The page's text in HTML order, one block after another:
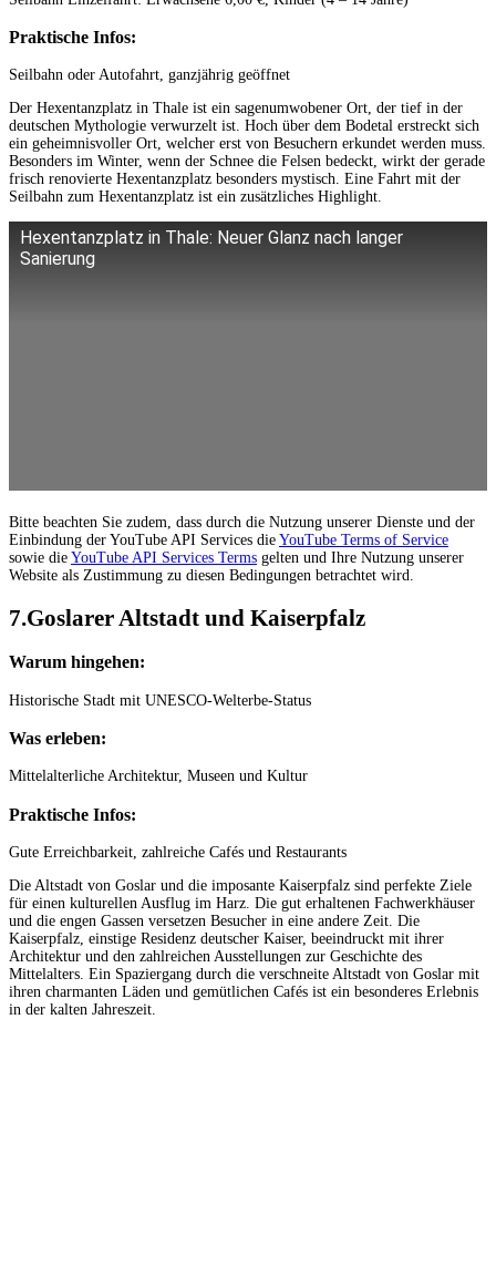
Praktische Infos:
Seilbahn oder Autofahrt, ganzjährig geöffnet
Der Hexentanzplatz in Thale ist ein sagenumwobener Ort, der tief in der
deutschen Mythologie verwurzelt ist. Hoch über dem Bodetal erstreckt sich
ein geheimnisvoller Ort, welcher erst von Besuchern erkundet werden muss.
Besonders im Winter, wenn der Schnee die Felsen bedeckt, wirkt der gerade
frisch renovierte Hexentanzplatz besonders mystisch. Eine Fahrt mit der
Seilbahn zum Hexentanzplatz ist ein zusätzliches Highlight.
Hexentanzplatz in Thale: Neuer Glanz nach langer
Sanierung
Bitte beachten Sie zudem, dass durch die Nutzung unserer Dienste und der
Einbindung der YouTube API Services die YouTube Terms of Service
sowie die YouTube API Services Terms gelten und Ihre Nutzung unserer
Website als Zustimmung zu diesen Bedingungen betrachtet wird.
7.Goslarer Altstadt und Kaiserpfalz
Warum hingehen:
Historische Stadt mit UNESCO-Welterbe-Status
Was erleben:
Mittelalterliche Architektur, Museen und Kultur
Praktische Infos:
Gute Erreichbarkeit, zahlreiche Cafés und Restaurants
Die Altstadt von Goslar und die imposante Kaiserpfalz sind perfekte Ziele
für einen kulturellen Ausflug im Harz. Die gut erhaltenen Fachwerkhäuser
und die engen Gassen versetzen Besucher in eine andere Zeit. Die
Kaiserpfalz, einstige Residenz deutscher Kaiser, beeindruckt mit ihrer
Architektur und den zahlreichen Ausstellungen zur Geschichte des
Mittelalters. Ein Spaziergang durch die verschneite Altstadt von Goslar mit
ihren charmanten Läden und gemütlichen Cafés ist ein besonderes Erlebnis
in der kalten Jahreszeit.